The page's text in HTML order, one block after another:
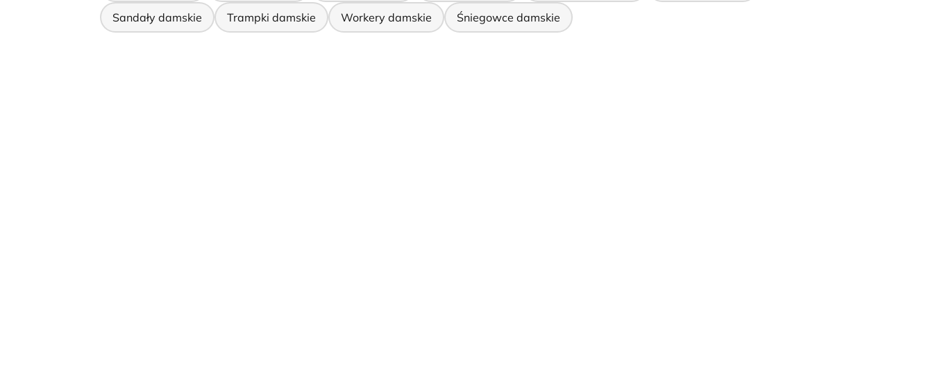
Sandały damskie Trampki damskie Workery damskie Śniegowce damskie